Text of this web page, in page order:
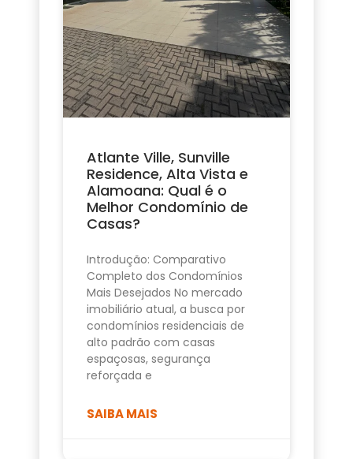
Atlante Ville, Sunville
Residence, Alta Vista e
Alamoana: Qual é o
Melhor Condomínio de
Casas?
Introdução: Comparativo
Completo dos Condomínios
Mais Desejados No mercado
imobiliário atual, a busca por
condomínios residenciais de
alto padrão com casas
espaçosas, segurança
reforçada e
SAIBA MAIS